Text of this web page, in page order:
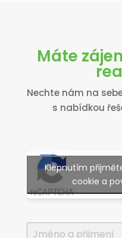
Máte
Nechte nám na
s nabídkou
Klepnutím
cookie a